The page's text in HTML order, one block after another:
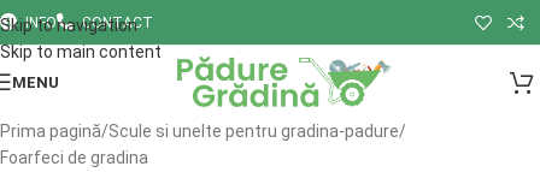
Skip to navigation
Skip to main content
INFO CONTACT
MENU
Prima pagină/Scule si unelte pentru gradina-padure/
Foarfeci de gradina